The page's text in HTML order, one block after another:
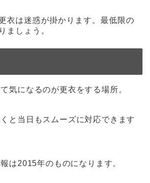
衣は迷惑が掛かります。最低限の
ましょう。
気になるのが更衣をする場所。
と当日もスムーズに対応できます
は2015年のものになります。